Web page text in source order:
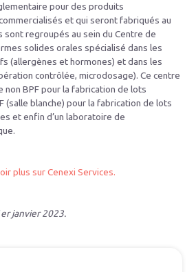
pour des produits
et qui seront fabriqués au
sont regroupés au sein du Centre de
solides orales spécialisé dans les
(allergènes et hormones) et dans les
contrôlée, microdosage). Ce centre
non BPF pour la fabrication de lots
(salle blanche) pour la fabrication de lots
et enfin d’un laboratoire de
plus sur Cenexi Services.
janvier 2023.